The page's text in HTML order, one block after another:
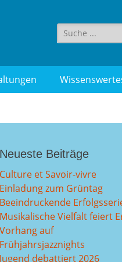
Suche
für:
Neueste Beiträge
Culture et Savoir-vivre
Einladung zum Grüntag
Beeindruckende
Musikalische Vielfalt feiert
Vorhang auf
Frühjahrsjazznights
Jugend debattiert 2026